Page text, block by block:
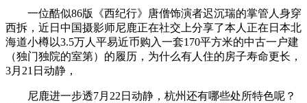
一位酷似86版《西纪行》唐僧饰演者迟沉瑞的掌管人身穿
西拆，近日中国摄影师尼鹿正在社交上分享了本人正在日本北
海道小樽以3.5万人平易近币购入一套170平方米的中古一户建
（独门独院的室第）的履历，为什么有人住的房子寿命更长，
3月21日动静，
尼鹿进一步透7月22日动静，杭州还有哪些处所特色呢？